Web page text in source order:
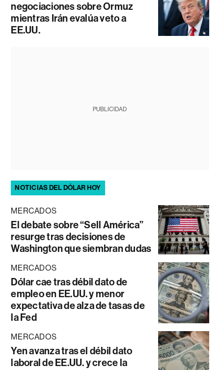
negociaciones sobre Ormuz
mientras Irán evalúa veto a
EE.UU.
PUBLICIDAD
NOTICIAS DEL DÓLAR HOY
MERCADOS
El debate sobre “Sell América”
resurge tras decisiones de
Washington que siembran dudas
MERCADOS
Dólar cae tras débil dato de
empleo en EE.UU. y menor
expectativa de alza de tasas de
la Fed
MERCADOS
Yen avanza tras el débil dato
laboral de EE.UU. y crece la